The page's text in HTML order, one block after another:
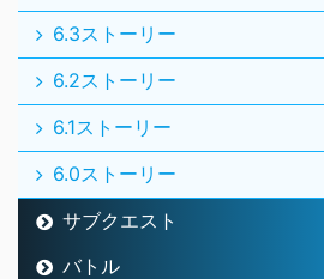
6.3ストーリー
6.2ストーリー
6.1ストーリー
6.0ストーリー
サブクエスト
バトル